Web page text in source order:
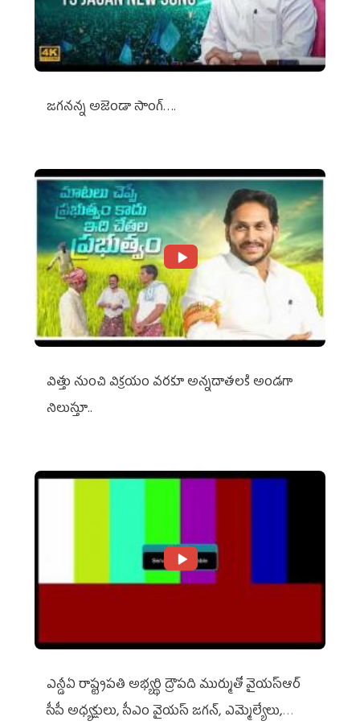
జగనన్న అజెండా సాంగ్….
విత్తు నుంచి విక్రయం వరకూ అన్నదాతలకి అండగా
నిలుస్తూ..
ఎన్డీఏ రాష్ట్ర‌ప‌తి అభ్య‌ర్థి ద్రౌప‌ది ముర్ముతో వైయ‌స్ఆర్
సీపీ అధ్య‌క్షులు, సీఎం వైయ‌స్ జ‌గ‌న్, ఎమ్మెల్యేలు,